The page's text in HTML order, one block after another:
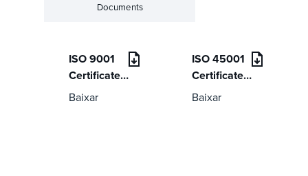
Documents
ISO 9001
Certificate
of
Baixar
ISO 45001
Certificate
of
Baixar